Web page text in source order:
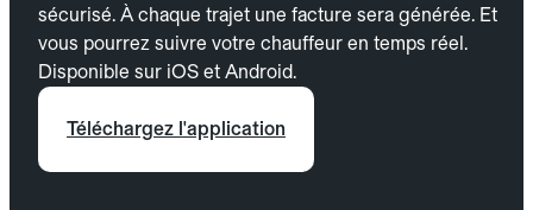
sécurisé. À chaque trajet une facture sera générée. Et
vous pourrez suivre votre chauffeur en temps réel.
Disponible sur iOS et Android.
Téléchargez l'application